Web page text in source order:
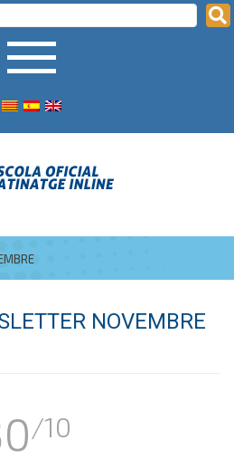
NOVEMBRE
/10